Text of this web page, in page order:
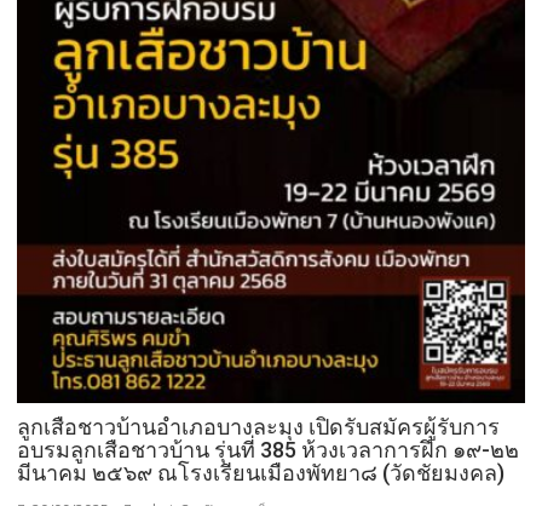
ลูกเสือชาวบ้านอำเภอบางละมุง เปิดรับสมัครผู้รับการ
อบรมลูกเสือชาวบ้าน รุ่นที่ 385 ห้วงเวลาการฝึก ๑๙-๒๒
มีนาคม ๒๕๖๙ ณโรงเรียนเมืองพัทยา๘ (วัดชัยมงคล)